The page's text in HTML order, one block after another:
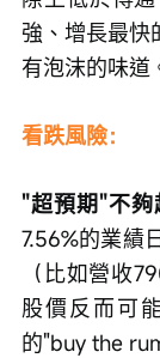
強、增長最快
有泡沫的味道
看跌風險：
"超預期"不
7.56%的業績
（比如營收
股價反而可
的"buy the